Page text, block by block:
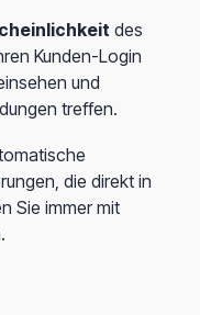
des
Kunden-Login
und
treffen.
die direkt in
Sie immer mit